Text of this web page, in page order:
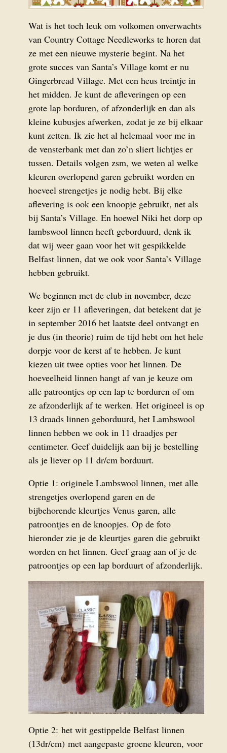
Wat is het toch leuk om volkomen onverwachts
van Country Cottage Needleworks te horen dat
ze met een nieuwe mysterie begint. Na het
grote succes van Santa’s Village komt er nu
Gingerbread Village. Met een heus treintje in
het midden. Je kunt de afleveringen op een
grote lap borduren, of afzonderlijk en dan als
kleine kubusjes afwerken, zodat je ze bij elkaar
kunt zetten. Ik zie het al helemaal voor me in
de vensterbank met dan zo’n sliert lichtjes er
tussen. Details volgen zsm, we weten al welke
kleuren overlopend garen gebruikt worden en
hoeveel strengetjes je nodig hebt. Bij elke
aflevering is ook een knoopje gebruikt, net als
bij Santa’s Village. En hoewel Niki het dorp op
lambswool linnen heeft geborduurd, denk ik
dat wij weer gaan voor het wit gespikkelde
Belfast linnen, dat we ook voor Santa’s Village
hebben gebruikt.
We beginnen met de club in november, deze
keer zijn er 11 afleveringen, dat betekent dat je
in september 2016 het laatste deel ontvangt en
je dus (in theorie) ruim de tijd hebt om het hele
dorpje voor de kerst af te hebben. Je kunt
kiezen uit twee opties voor het linnen. De
hoeveelheid linnen hangt af van je keuze om
alle patroontjes op een lap te borduren of om
ze afzonderlijk af te werken. Het origineel is op
13 draads linnen geborduurd, het Lambswool
linnen hebben we ook in 11 draadjes per
centimeter. Geef duidelijk aan bij je bestelling
als je liever op 11 dr/cm borduurt.
Optie 1: originele Lambswool linnen, met alle
strengetjes overlopend garen en de
bijbehorende kleurtjes Venus garen, alle
patroontjes en de knoopjes. Op de foto
hieronder zie je de kleurtjes garen die gebruikt
worden en het linnen. Geef graag aan of je de
patroontjes op een lap borduurt of afzonderlijk.
Optie 2: het wit gestippelde Belfast linnen
(13dr/cm) met aangepaste groene kleuren, voor